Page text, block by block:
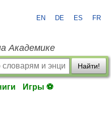
EN DE ES FR
Академике
Найти!
Игры ⚽